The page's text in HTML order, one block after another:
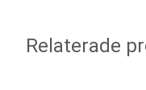
Relaterade